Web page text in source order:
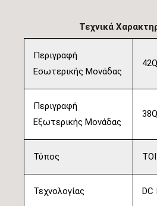
Τεχνικά
Περιγραφή
Εσωτερικής Μονάδας
Περιγραφή
Εξωτερικής Μονάδας
Τύπος
Τεχνολογίας DC